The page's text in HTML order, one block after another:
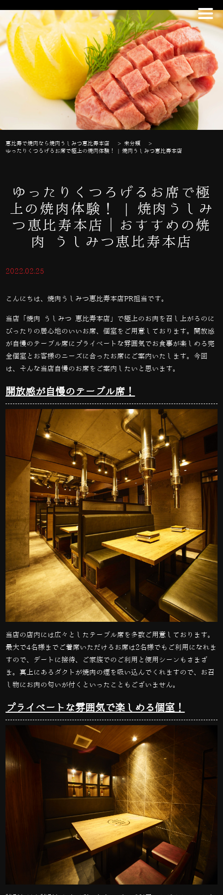
恵比寿で焼肉なら焼肉うしみつ恵比寿本店 >未分類
>
ゆったりくつろげるお席で極上の焼肉体験！ | 焼肉うしみつ恵比寿本店
ゆったりくつろげるお席で極
上の焼肉体験！ | 焼肉うしみ
つ恵比寿本店｜おすすめの焼
肉 うしみつ恵比寿本店
2022.02.25
こんにちは、焼肉うしみつ恵比寿本店PR担当です。
当店「焼肉 うしみつ 恵比寿本店」で極上のお肉を召し上がるのに
ぴったりの居心地のいいお席、個室をご用意しております。開放感
が自慢のテーブル席にプライベートな雰囲気でお食事が楽しめる完
全個室とお客様のニーズに合ったお席にご案内いたします。今回
は、そんな当店自慢のお席をご案内したいと思います。
開放感が自慢のテーブル席！
当店の店内には広々としたテーブル席を多数ご用意しております。
最大で4名様までご着席いただけるお席は2名様でもご利用になれま
すので、デートに接待、ご家族でのご利用と使用シーンもさまざ
ま。真上にあるダクトが焼肉の煙を吸い込んでくれますので、お召
し物にお肉の匂いが付くといったこともございません。
プライベートな雰囲気で楽しめる個室！